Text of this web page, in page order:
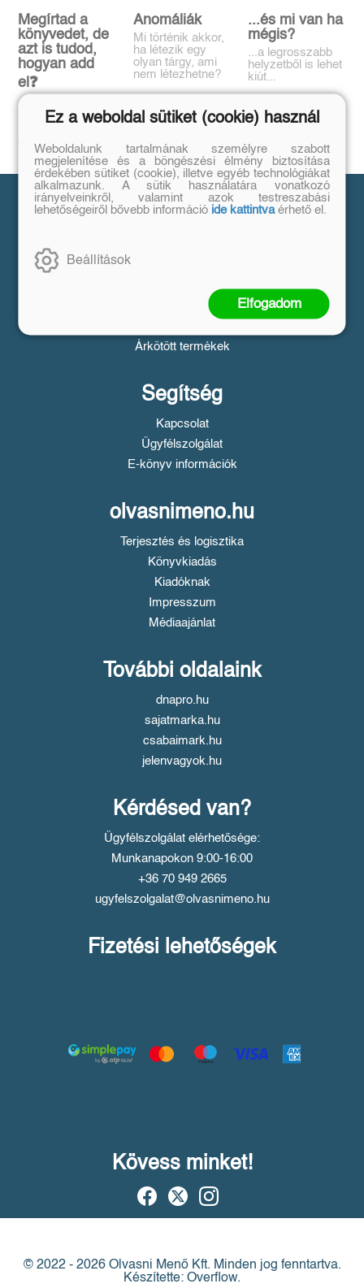
Megírtad a
könyvedet, de
azt is tudod,
hogyan add
el❓️
Időpont: június
16., 18:00-19:00
Tovább
Anomáliák
Mi történik akkor,
ha létezik egy
olyan tárgy, ami
nem létezhetne?
...és mi van ha
mégis?
...a legrosszabb
helyzetből is lehet
kiút...
Vásárlás
Tájékoztató a Simple fizetésről
Adatvédelem
Árkötött termékek
Segítség
Kapcsolat
Ügyfélszolgálat
E-könyv információk
olvasnimeno.hu
Terjesztés és logisztika
Könyvkiadás
Kiadóknak
Impresszum
Médiaajánlat
További oldalaink
dnapro.hu
sajatmarka.hu
csabaimark.hu
jelenvagyok.hu
Kérdésed van?
Ügyfélszolgálat elérhetősége:
Munkanapokon 9:00-16:00
+36 70 949 2665
ugyfelszolgalat@olvasnimeno.hu
Fizetési lehetőségek
Kövess minket!
© 2022 - 2026 Olvasni Menő Kft. Minden jog fenntartva.
Készítette: Overflow.
Ez a weboldal sütiket (cookie) használ
Weboldalunk tartalmának személyre szabott
megjelenítése és a böngészési élmény biztosítása
érdekében sütiket (cookie), illetve egyéb technológiákat
alkalmazunk. A sütik használatára vonatkozó
irányelveinkről, valamint azok testreszabási
lehetőségeiről bővebb információ ide kattintvaérhető el.
Beállítások
Elfogadom